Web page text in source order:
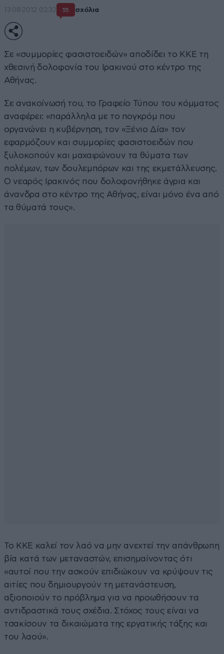
13·08·2012 02:32 55 σχόλια
Σε «συμμορίες φασιστοειδών» αποδίδει το ΚΚΕ τη
χθεσινή δολοφονία του Ιρακινού στο κέντρο της
Αθήνας.
Σε ανακοίνωσή του, το Γραφείο Τύπου του κόμματος
αναφέρει: «παράλληλα με το πογκρόμ που
οργανώνει η κυβέρνηση, τον «Ξένιο Δία» τον
εφαρμόζουν και συμμορίες φασιστοειδών που
ξυλοκοπούν και μαχαιρώνουν τα θύματα των
πολέμων, των δουλεμπόρων και της εκμετάλλευσης.
Ο νεαρός Ιρακινός που δολοφονήθηκε άγρια και
άνανδρα στο κέντρο της Αθήνας, είναι μόνο ένα από
τα θύματά τους».
Το ΚΚΕ καλεί τον λαό να μην ανεχτεί την απάνθρωπη
βία κατά των μεταναστών, επισημαίνοντας ότι
«αυτοί που την ασκούν επιδιώκουν να κρύψουν τις
αιτίες που δημιουργούν τη μετανάστευση,
αξιοποιούν το πρόβλημα για να προωθήσουν τα
αντιδραστικά τους σχέδια. Στόχος τους είναι να
τσακίσουν τα δικαιώματα της εργατικής τάξης και
του λαού».